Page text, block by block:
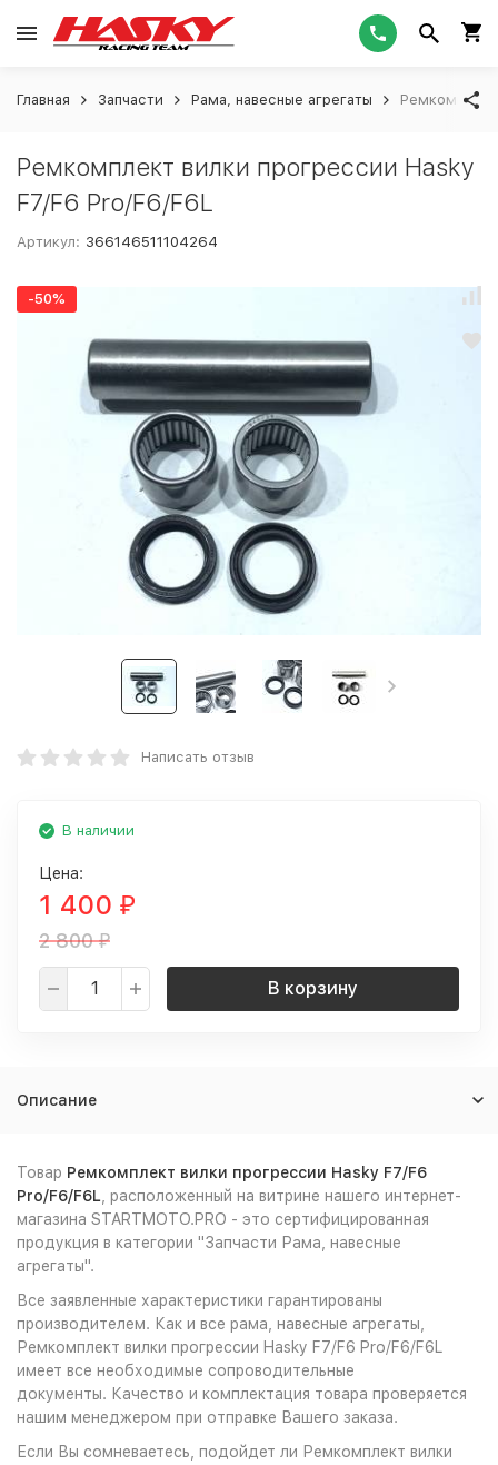
Главная Запчасти Рама, навесные агрегаты
Ремкомплект вилки прогрессии Hasky
F7/F6 Pro/F6/F6L
Артикул: 366146511104264
-50%
Написать отзыв
В наличии
Цена:
1 400 ₽
2 800₽
В корзину
Описание
Товар Ремкомплект вилки прогрессии Hasky F7/F6
Pro/F6/F6L , расположенный на витрине нашего интернет-
магазина STARTMOTO.PRO - это сертифицированная
продукция в категории "Запчасти Рама, навесные
агрегаты".
Все заявленные характеристики гарантированы
производителем. Как и все рама, навесные агрегаты,
Ремкомплект вилки прогрессии Hasky F7/F6 Pro/F6/F6L
имеет все необходимые сопроводительные
документы. Качество и комплектация товара проверяется
нашим менеджером при отправке Вашего заказа.
Если Вы сомневаетесь, подойдет ли Ремкомплект вилки